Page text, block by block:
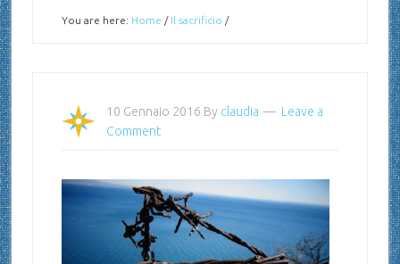
You are here: Home / Il sacrificio /
10 Gennaio 2016 By claudia
Leave a
Comment